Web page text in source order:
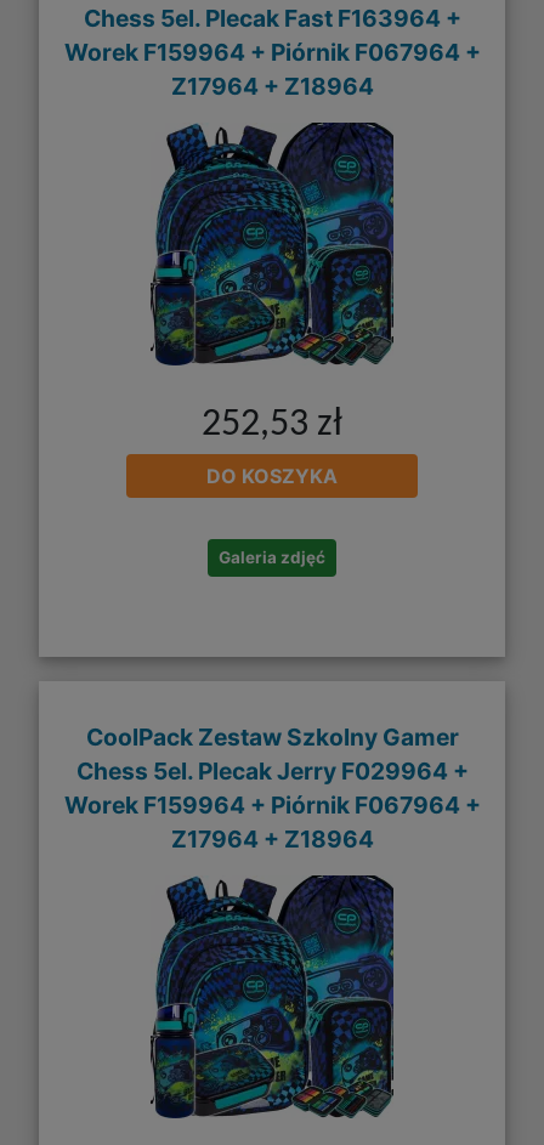
Chess 5el. Plecak Fast F163964 +
Worek F159964 + Piórnik F067964 +
Z17964 + Z18964
252,53 zł
DO KOSZYKA
Galeria zdjęć
CoolPack Zestaw Szkolny Gamer
Chess 5el. Plecak Jerry F029964 +
Worek F159964 + Piórnik F067964 +
Z17964 + Z18964